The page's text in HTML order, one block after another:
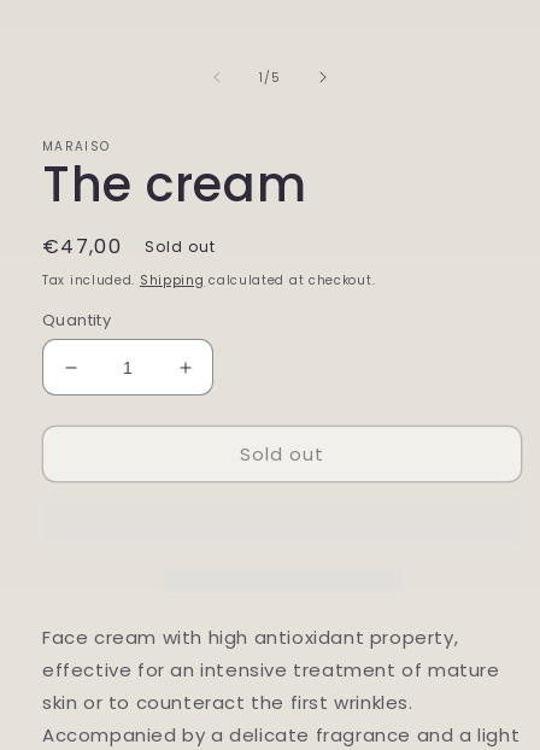
1 /of
5
MARAISO
The cream
Regular
price
€47,00 Sold out
Tax included. Shipping calculated at checkout.
Quantity
Decrease
quantity
for
cream
Increase
quantity
for
cream
Sold out
Face cream with high antioxidant property,
effective for an intensive treatment of mature
skin or to counteract the first wrinkles.
Accompanied by a delicate fragrance and a light